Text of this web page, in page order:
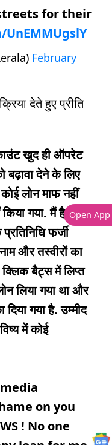
for their
February
देते हुए प्रीति
खुद ही ऑपरेट
देने के लिए
लोन माफ नहीं
गया. मैं हैरान हूं
फर्जी
और तस्वीरों का
बैट्स में लिप्त
लिया गया था और
गया है. उम्मीद
में कोई
on you
! No one
Open App